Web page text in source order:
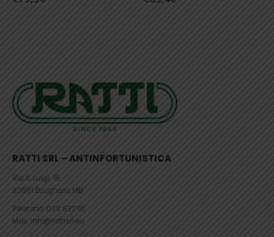
RATTI SRL – ANTINFORTUNISTICA
Via S. Luigi, 15,
20861 Brugherio MB
Telefono: 039 832110
Mail: info@rattisrl.eu